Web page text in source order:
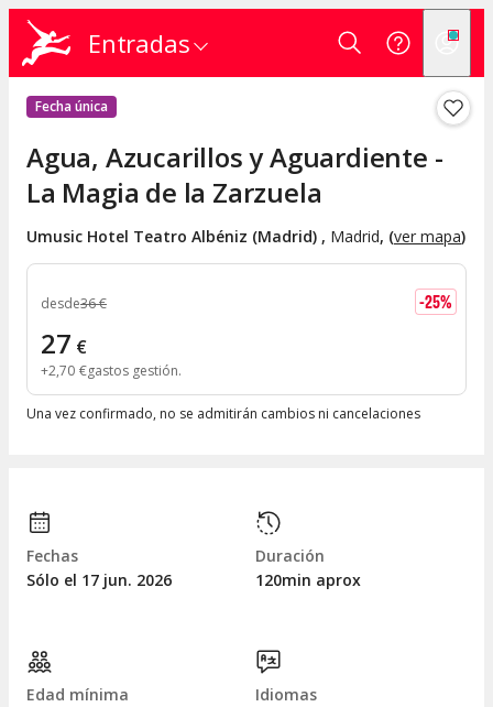
Entradas
Fecha única
Agua, Azucarillos y Aguardiente -
La Magia de la Zarzuela
Umusic Hotel Teatro Albéniz (Madrid) , Madrid, (ver mapa)
desde36€ -25%
27 €
+2,70 €gastos gestión
Una vez confirmado, no se admitirán cambios ni cancelaciones
Fechas
Sólo el 17 jun. 2026
Duración
120min aprox
Edad mínima
Idiomas